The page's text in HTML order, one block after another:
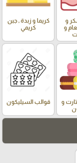
و
و
كريما و زبدة , جبن
كريمي
و
قوالب السيليكون